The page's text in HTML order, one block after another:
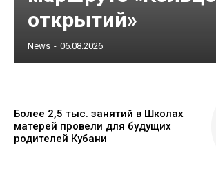
открытий»
News - 06.08.2026
Более 2,5 тыс. занятий в Школах
матерей провели для будущих
родителей Кубани